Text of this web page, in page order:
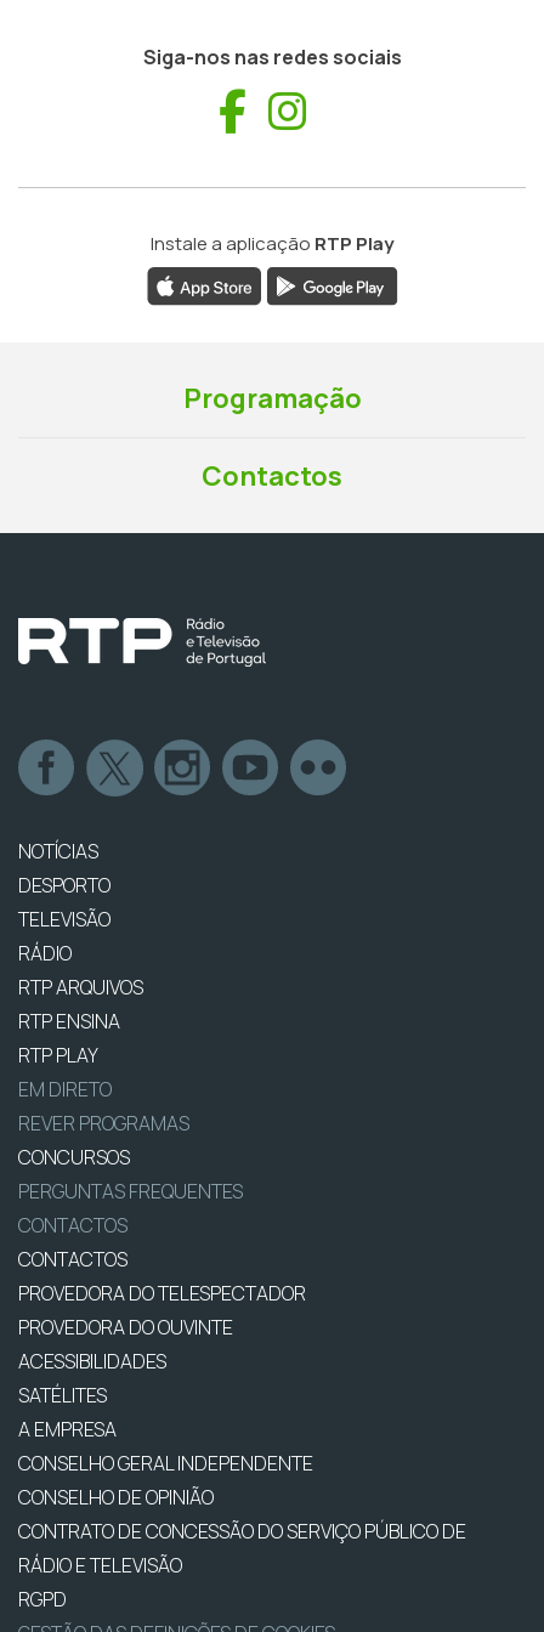
Siga-nos nas redes sociais
Facebook
Instale a aplicação RTP Play
Programação
Contactos
NOTÍCIAS
DESPORTO
TELEVISÃO
RÁDIO
RTP ARQUIVOS
RTP ENSINA
RTP PLAY
EM DIRETO
REVER PROGRAMAS
CONCURSOS
PERGUNTAS FREQUENTES
CONTACTOS
CONTACTOS
PROVEDORA DO TELESPECTADOR
PROVEDORA DO OUVINTE
ACESSIBILIDADES
SATÉLITES
A EMPRESA
CONSELHO GERAL INDEPENDENTE
CONSELHO DE OPINIÃO
CONTRATO DE CONCESSÃO DO SERVIÇO PÚBLICO DE
RÁDIO E TELEVISÃO
RGPD